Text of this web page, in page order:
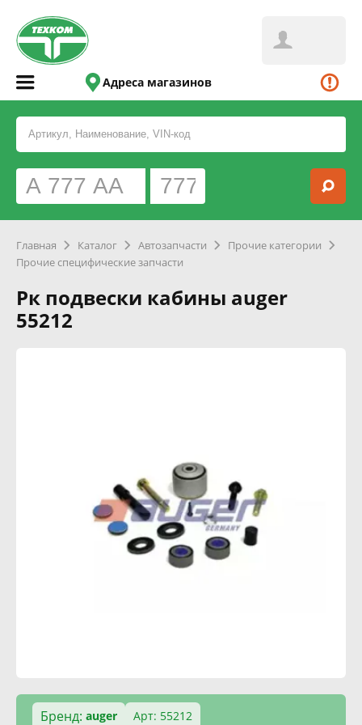
Адреса магазинов
Главная Каталог Автозапчасти
Прочие категории
Прочие специфические запчасти
Рк подвески кабины auger
55212
Бренд: auger
Арт: 55212